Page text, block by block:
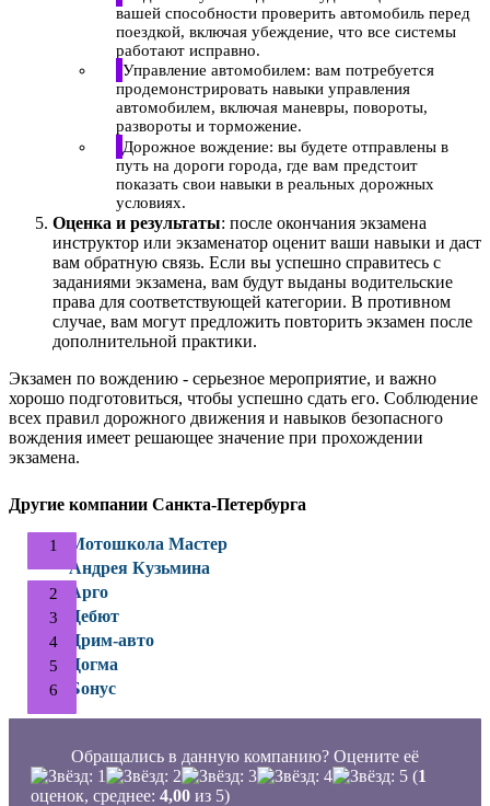
вашей способности проверить автомобиль перед
поездкой, включая убеждение, что все системы
работают исправно.
Управление автомобилем: вам потребуется
продемонстрировать навыки управления
автомобилем, включая маневры, повороты,
развороты и торможение.
Дорожное вождение: вы будете отправлены в
путь на дороги города, где вам предстоит
показать свои навыки в реальных дорожных
условиях.
Оценка и результаты: после окончания экзамена
инструктор или экзаменатор оценит ваши навыки и даст
вам обратную связь. Если вы успешно справитесь с
заданиями экзамена, вам будут выданы водительские
права для соответствующей категории. В противном
случае, вам могут предложить повторить экзамен после
дополнительной практики.
Экзамен по вождению - серьезное мероприятие, и важно
хорошо подготовиться, чтобы успешно сдать его. Соблюдение
всех правил дорожного движения и навыков безопасного
вождения имеет решающее значение при прохождении
экзамена.
Другие компании Санкта-Петербурга
Мотошкола Мастер
Андрея Кузьмина
Арго
Дебют
Дрим-авто
Догма
Бонус
Обращались в данную компанию? Оцените её
(1
оценок, среднее: 4,00 из 5)